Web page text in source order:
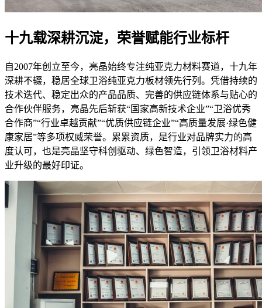
十九载深耕沉淀，荣誉赋能行业标杆
自2007年创立至今，亮晶始终专注纯亚克力材料赛道，十九年
深耕不辍，稳居全球卫浴纯亚克力板材领先行列。凭借持续的
技术迭代、稳定出众的产品品质、完善的供应链体系与贴心的
合作伙伴服务，亮晶先后斩获“国家高新技术企业”“卫浴优秀
合作商”“行业卓越贡献”“优质供应链企业”“高质量发展·绿色健
康家居”等多项权威荣誉。累累资质，是行业对品牌实力的高
度认可，也是亮晶坚守科创驱动、绿色智造，引领卫浴材料产
业升级的最好印证。